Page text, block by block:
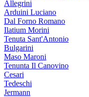
Allegrini
Arduini Luciano
Dal Forno Romano
Ilatium Morini
Tenuta Sant'Antonio
Bulgarini
Maso Maroni
Tenunta Il Canovino
Cesari
Tedeschi
Jermann